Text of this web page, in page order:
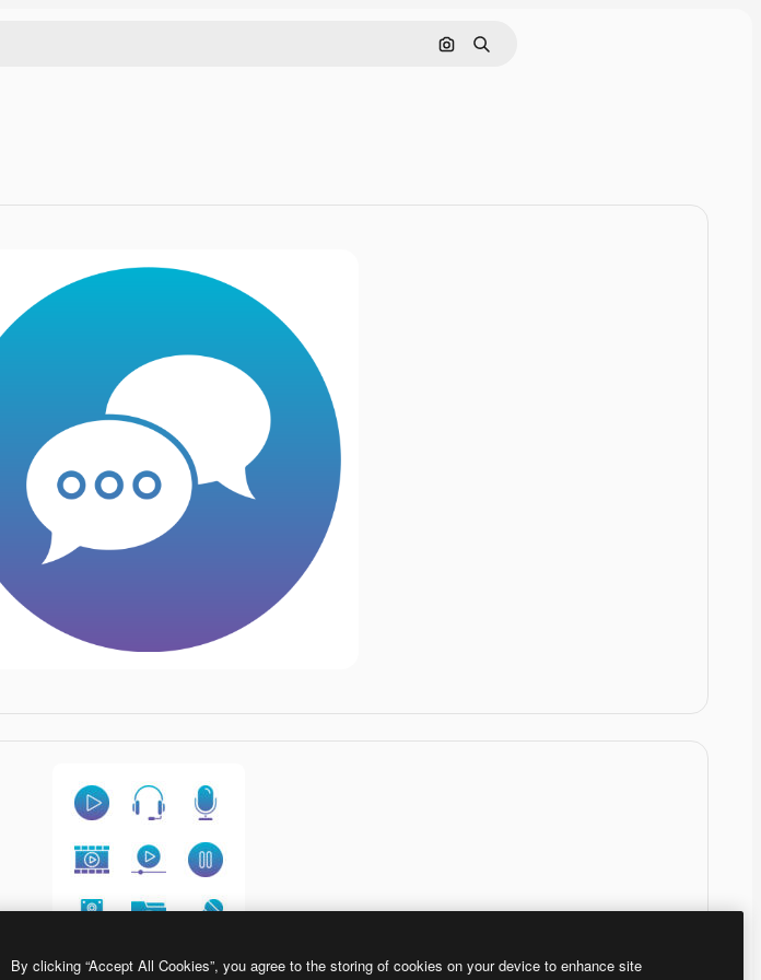
画像で検索
検索
Generic gradient fill
By clicking “Accept All Cookies”, you agree to the storing of cookies on your device to enhance site